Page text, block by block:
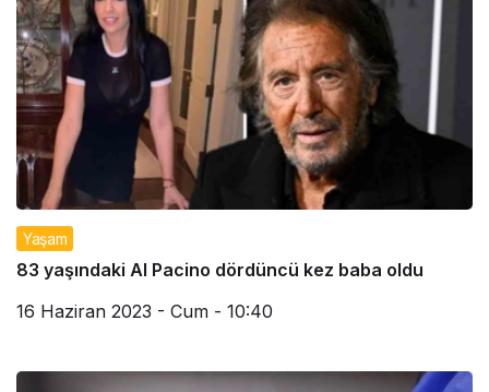
Yaşam
83 yaşındaki Al Pacino dördüncü kez baba oldu
16 Haziran 2023 - Cum - 10:40